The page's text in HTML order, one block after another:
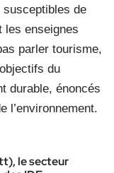
susceptibles de
les enseignes
parler tourisme,
du
durable, énoncés
l’environnement.
le secteur